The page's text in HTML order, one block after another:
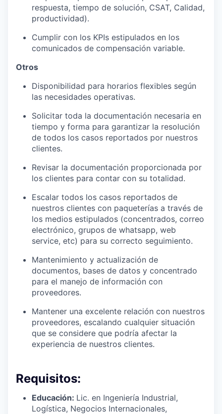
respuesta, tiempo de solución, CSAT, Calidad,
productividad).
Cumplir con los KPIs estipulados en los
comunicados de compensación variable.
Otros
Disponibilidad para horarios flexibles según
las necesidades operativas.
Solicitar toda la documentación necesaria en
tiempo y forma para garantizar la resolución
de todos los casos reportados por nuestros
clientes.
Revisar la documentación proporcionada por
los clientes para contar con su totalidad.
Escalar todos los casos reportados de
nuestros clientes con paqueterías a través de
los medios estipulados (concentrados, correo
electrónico, grupos de whatsapp, web
service, etc) para su correcto seguimiento.
Mantenimiento y actualización de
documentos, bases de datos y concentrado
para el manejo de información con
proveedores.
Mantener una excelente relación con nuestros
proveedores, escalando cualquier situación
que se considere que podría afectar la
experiencia de nuestros clientes.
Requisitos:
Educación: Lic. en Ingeniería Industrial,
Logística, Negocios Internacionales,